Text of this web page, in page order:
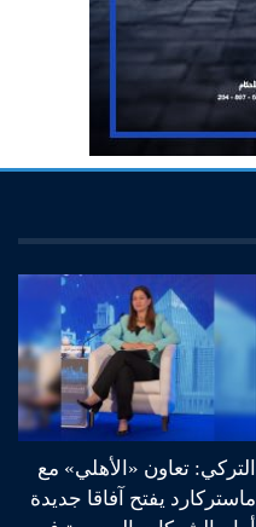
التركي: تعاون «الأهلي» مع
ماستركارد يفتح آفاقا جديدة